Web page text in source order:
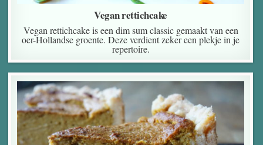
Vegan rettichcake
Vegan rettichcake is een dim sum classic gemaakt van een
oer-Hollandse groente. Deze verdient zeker een plekje in je
repertoire.